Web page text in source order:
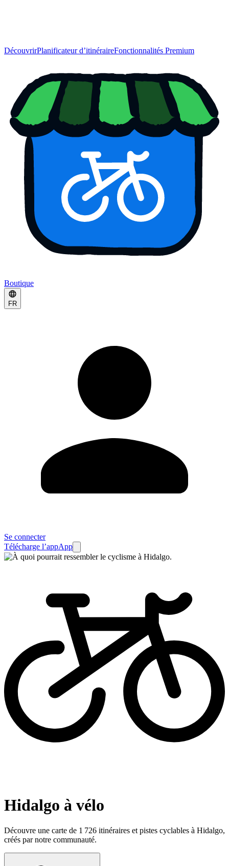
DécouvrirPlanificateur d’itinéraireFonctionnalités Premium
Boutique
FR
Se connecter
Télécharge l’appApp
Hidalgo à vélo
Découvre une carte de 1 726 itinéraires et pistes cyclables à Hidalgo,
créés par notre communauté.